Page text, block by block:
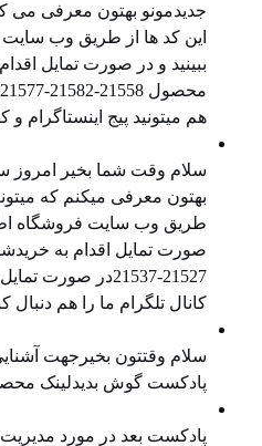
جدیدمونو بهتون معرفی می
این کد ها از طریق وب
ببینید و در صورت تمایل
هم میتونید ⁠پیج اینستاگرام⁠ و
سلام وقت شما بخیر امروز
بهتون معرفی میکنم که
طریق وب سایت فروشگاه
21527-21537در
کانال تلگرام ما را هم دنبال
سلام وقتتون بخیرجهت
پادکست گوش بدیدلینک
پادکست بعد در مورد مدیریت